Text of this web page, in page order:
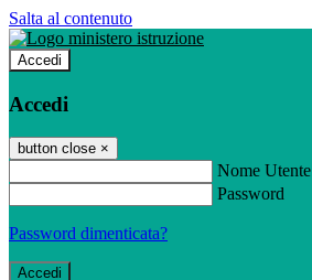
Salta al contenuto
Accedi
Accedi
button close ×
Nome Utente
Password
Password dimenticata?